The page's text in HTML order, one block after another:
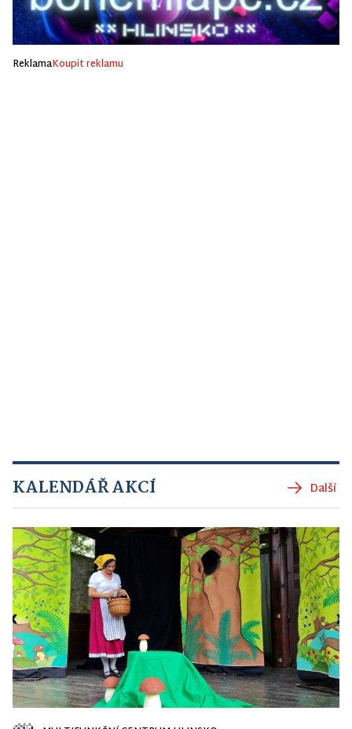
ReklamaKoupit reklamu
KALENDÁŘ AKCÍ Další